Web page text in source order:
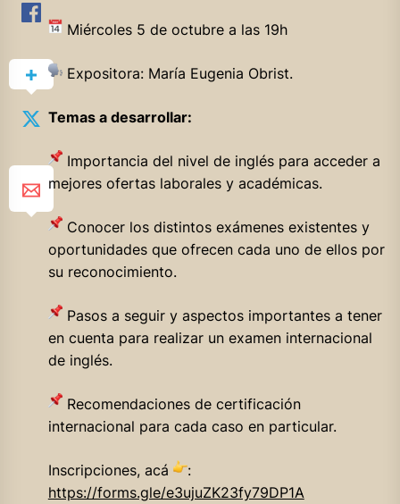
Miércoles 5 de octubre a las 19h
Expositora: María Eugenia Obrist.
Temas a desarrollar:
Importancia del nivel de inglés para acceder a
mejores ofertas laborales y académicas.
Conocer los distintos exámenes existentes y
oportunidades que ofrecen cada uno de ellos por
su reconocimiento.
Pasos a seguir y aspectos importantes a tener
en cuenta para realizar un examen internacional
de inglés.
Recomendaciones de certificación
internacional para cada caso en particular.
Inscripciones, acá
:
https://forms.gle/e3ujuZK23fy79DP1A